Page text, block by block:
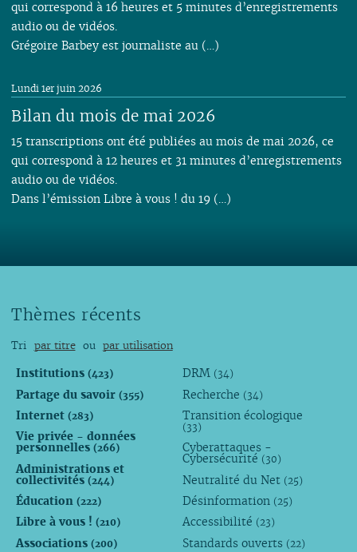
qui correspond à 16 heures et 5 minutes d’enregistrements
audio ou de vidéos.
Grégoire Barbey est journaliste au (…)
Bilan du mois de mai 2026
Lundi 1er juin 2026
15 transcriptions ont été publiées au mois de mai 2026, ce
qui correspond à 12 heures et 31 minutes d’enregistrements
audio ou de vidéos.
Dans l’émission Libre à vous ! du 19 (…)
Thèmes récents
Tri par titre ou par utilisation
Institutions (423)
Partage du savoir (355)
Internet (283)
Vie privée - données
personnelles (266)
Administrations et
collectivités (244)
Éducation (222)
Libre à vous ! (210)
Associations (200)
DRM (34)
Recherche (34)
Transition écologique
(33)
Cyberattaques -
Cybersécurité (30)
Neutralité du Net (25)
Désinformation (25)
Accessibilité (23)
Standards ouverts (22)